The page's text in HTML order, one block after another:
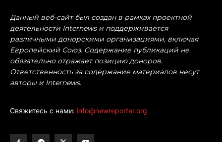
Данный веб-сайт был создан в рамках проектной
деятельности Internews и поддерживается
различными донорскими организациями, включая
Европейский Союз. Содержание публикаций не
обязательно отражает позицию доноров.
Ответственность за содержание материалов несут
авторы и Internews.
Свяжитесь с нами: info@newreporter.org